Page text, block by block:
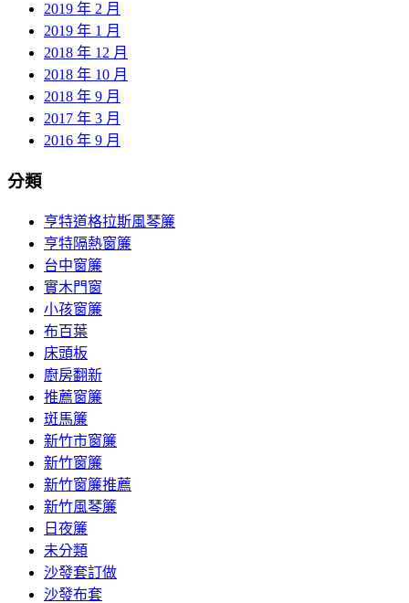
2019 年 2 月
2019 年 1 月
2018 年 12 月
2018 年 10 月
2018 年 9 月
2017 年 3 月
2016 年 9 月
分類
亨特道格拉斯風琴簾
亨特隔熱窗簾
台中窗簾
實木門窗
小孩窗簾
布百葉
床頭板
廚房翻新
推薦窗簾
斑馬簾
新竹市窗簾
新竹窗簾
新竹窗簾推薦
新竹風琴簾
日夜簾
未分類
沙發套訂做
沙發布套